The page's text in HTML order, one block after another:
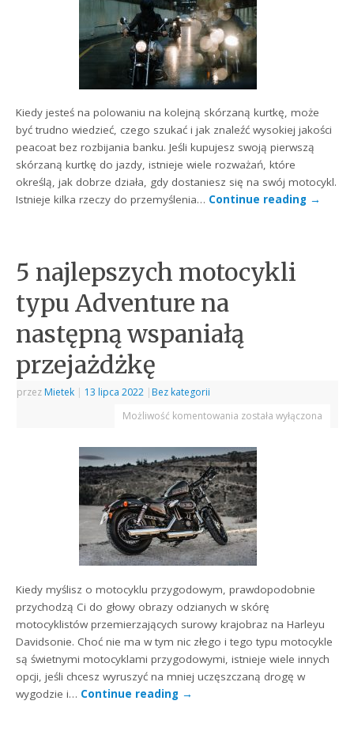
Kiedy jesteś na polowaniu na kolejną skórzaną kurtkę, może
być trudno wiedzieć, czego szukać i jak znaleźć wysokiej jakości
peacoat bez rozbijania banku. Jeśli kupujesz swoją pierwszą
skórzaną kurtkę do jazdy, istnieje wiele rozważań, które
określą, jak dobrze działa, gdy dostaniesz się na swój motocykl.
Istnieje kilka rzeczy do przemyślenia… Continue reading →
5 najlepszych motocykli
typu Adventure na
następną wspaniałą
przejażdżkę
przez Mietek | 13 lipca 2022 | Bez kategorii
Możliwość komentowania została wyłączona
Kiedy myślisz o motocyklu przygodowym, prawdopodobnie
przychodzą Ci do głowy obrazy odzianych w skórę
motocyklistów przemierzających surowy krajobraz na Harleyu
Davidsonie. Choć nie ma w tym nic złego i tego typu motocykle
są świetnymi motocyklami przygodowymi, istnieje wiele innych
opcji, jeśli chcesz wyruszyć na mniej uczęszczaną drogę w
wygodzie i… Continue reading →